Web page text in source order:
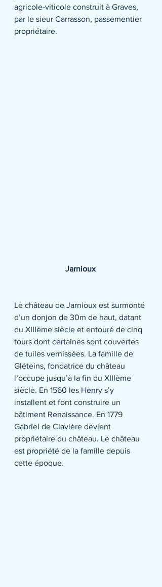
agricole-viticole construit à Graves,
par le sieur Carrasson, passementier
propriétaire.
Jarnioux
Le château de Jarnioux est surmonté
d’un donjon de 30m de haut, datant
du XIIIème siècle et entouré de cinq
tours dont certaines sont couvertes
de tuiles vernissées. La famille de
Gléteins, fondatrice du château
l’occupe jusqu’à la fin du XIIIème
siècle. En 1560 les Henry s’y
installent et font construire un
bâtiment Renaissance. En 1779
Gabriel de Clavière devient
propriétaire du château. Le château
est propriété de la famille depuis
cette époque.